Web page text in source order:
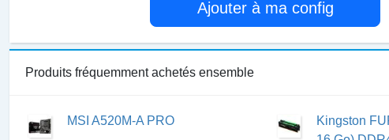
Ajouter à ma config
Produits fréquemment achetés ensemble
MSI A520M-A PRO
Kingston